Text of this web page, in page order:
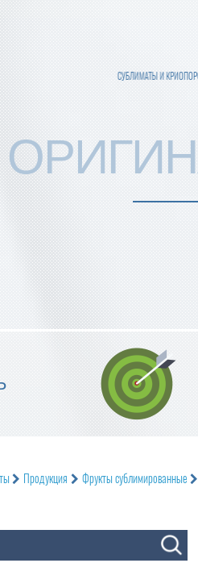
СУБЛИМАТЫ И
Продукция Фрукты сублимированные